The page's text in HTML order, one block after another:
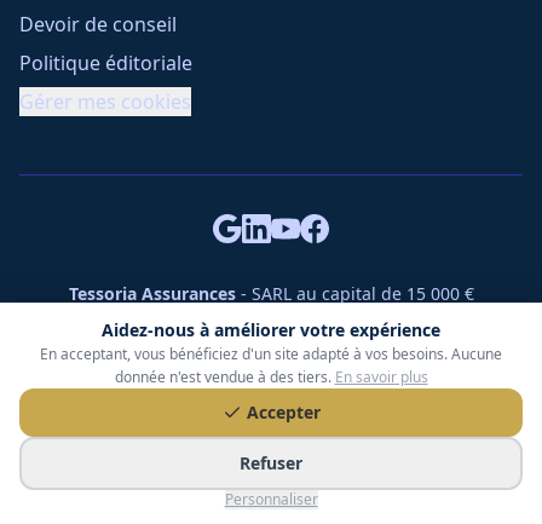
Aidez-nous à améliorer votre expérience
En acceptant, vous bénéficiez d'un site adapté à vos besoins. Aucune
donnée n'est vendue à des tiers. En savoir plus
Accepter
Refuser
Personnaliser
Devoir de conseil
Politique éditoriale
Gérer mes cookies
Tessoria Assurances- SARL au capital de 15 000 €
ORIAS n° 25007309 - RCS 990 206 179 - Membre du réseau
360 Courtage
RC Pro : Klarity - Contrat n° CCOUK000785
49 chemin des Gardettes Sine, 06570 Saint-Paul-de-Vence
© Tessoria Assurances. Tous droits réservés.